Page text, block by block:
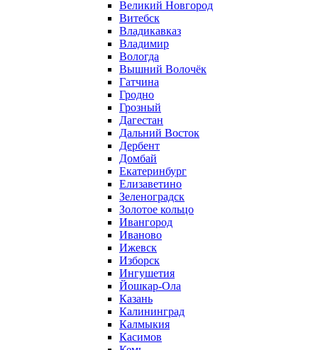
Великий Новгород
Витебск
Владикавказ
Владимир
Вологда
Вышний Волочёк
Гатчина
Гродно
Грозный
Дагестан
Дальний Восток
Дербент
Домбай
Екатеринбург
Елизаветино
Зеленоградск
Золотое кольцо
Ивангород
Иваново
Ижевск
Изборск
Ингушетия
Йошкар-Ола
Казань
Калининград
Калмыкия
Касимов